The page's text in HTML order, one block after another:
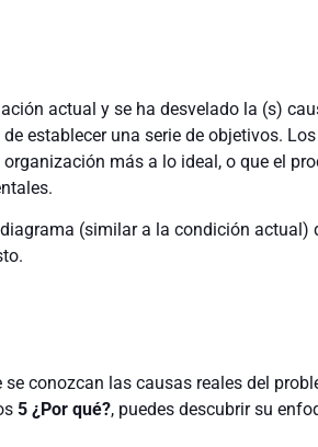
actual y se ha desvelado la (s)
establecer una serie de objetivos. Los
más a lo ideal, o que el
(similar a la condición actual)
conozcan las causas reales del
5 ¿Por qué?, puedes descubrir su